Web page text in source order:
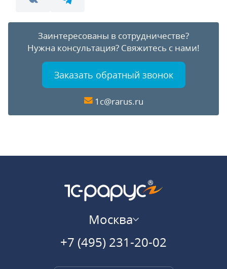
Заинтересованы в сотрудничестве?
Нужна консультация? Свяжитесь с нами!
Заказать обратный звонок
1c@rarus.ru
Москва
+7 (495) 231-20-02